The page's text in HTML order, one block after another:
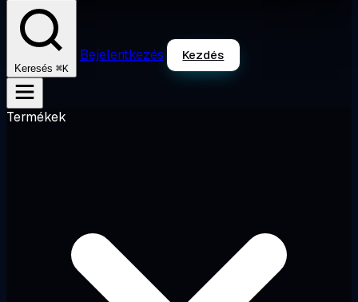
Keresés ⌘K
Bejelentkezés Kezdés
Termékek